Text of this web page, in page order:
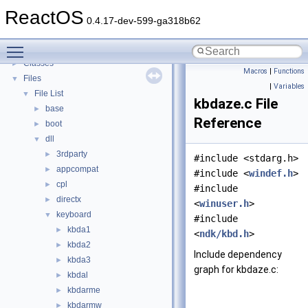
ReactOS 0.4.17-dev-599-ga318b62
Deprecated List
►
► Classes
▼ Files
▼ File List
► base
► boot
▼ dll
► 3rdparty
► appcompat
► cpl
► directx
▼ keyboard
► kbda1
► kbda2
► kbda3
► kbdal
► kbdarme
► kbdarmw
Macros | Functions
| Variables
kbdaze.c File
Reference
#include <stdarg.h>
#include <windef.h>
#include
<winuser.h>
#include
<ndk/kbd.h>
Include dependency
graph for kbdaze.c: